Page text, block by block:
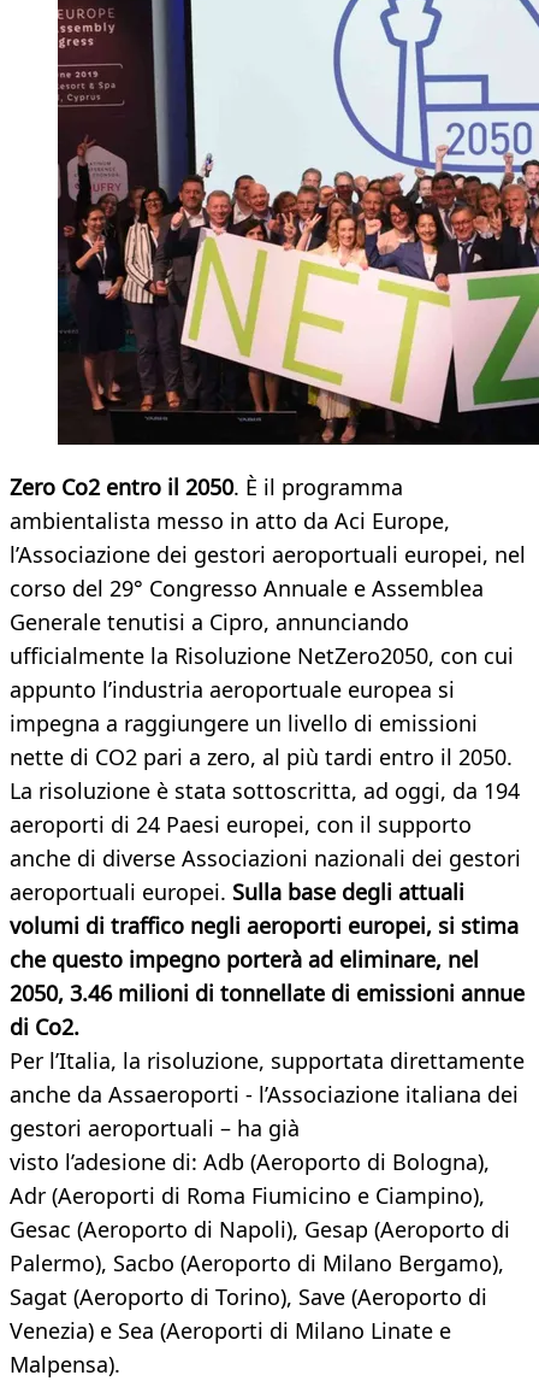
Zero Co2 entro il 2050. È il programma
ambientalista messo in atto da Aci Europe,
l’Associazione dei gestori aeroportuali europei, nel
corso del 29° Congresso Annuale e Assemblea
Generale tenutisi a Cipro, annunciando
ufficialmente la Risoluzione NetZero2050, con cui
appunto l’industria aeroportuale europea si
impegna a raggiungere un livello di emissioni
nette di CO2 pari a zero, al più tardi entro il 2050.
La risoluzione è stata sottoscritta, ad oggi, da 194
aeroporti di 24 Paesi europei, con il supporto
anche di diverse Associazioni nazionali dei gestori
aeroportuali europei. Sulla base degli attuali
volumi di traffico negli aeroporti europei, si stima
che questo impegno porterà ad eliminare, nel
2050, 3.46 milioni di tonnellate di emissioni annue
di Co2.
Per l’Italia, la risoluzione, supportata direttamente
anche da Assaeroporti - l’Associazione italiana dei
gestori aeroportuali – ha già
visto l’adesione di: Adb (Aeroporto di Bologna),
Adr (Aeroporti di Roma Fiumicino e Ciampino),
Gesac (Aeroporto di Napoli), Gesap (Aeroporto di
Palermo), Sacbo (Aeroporto di Milano Bergamo),
Sagat (Aeroporto di Torino), Save (Aeroporto di
Venezia) e Sea (Aeroporti di Milano Linate e
Malpensa).